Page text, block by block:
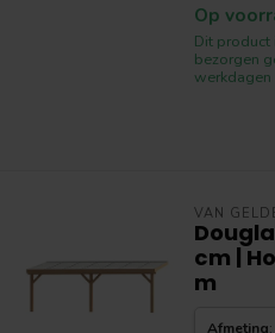
Op
Dit product
bezorgen
werkdagen
VAN
cm |
m
Afmeting: